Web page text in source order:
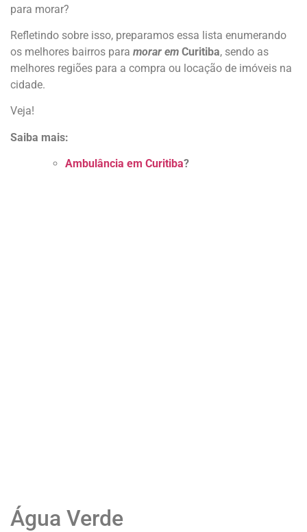
para morar?
Refletindo sobre isso, preparamos essa lista enumerando
os melhores bairros para morar em Curitiba, sendo as
melhores regiões para a compra ou locação de imóveis na
cidade.
Veja!
Saiba mais:
Ambulância em Curitiba?
Água Verde